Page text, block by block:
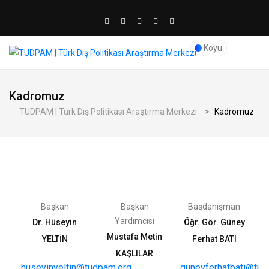
Koyu
Kadromuz
TUDPAM | Türk Dış Politikası Araştırma Merkezi > Kadromuz
Başkan
Dr. Hüseyin
YELTİN
Başkan
Yardımcısı
Mustafa Metin
KAŞLILAR
Başdanışman
Öğr. Gör. Güney
Ferhat BATI